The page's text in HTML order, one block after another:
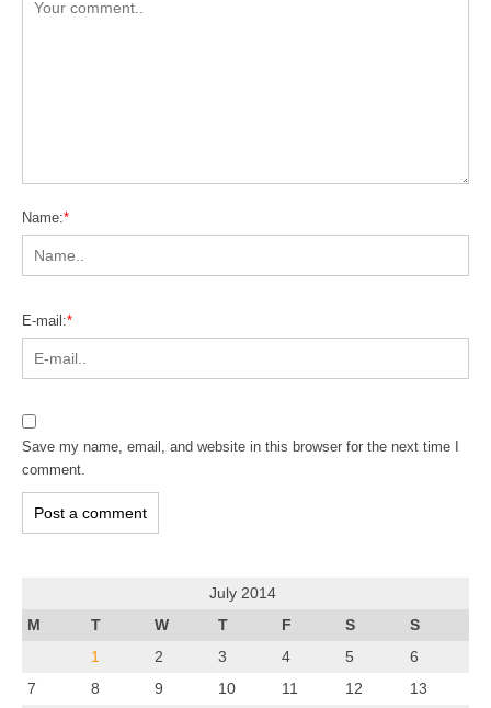
Name:*
E-mail:*
Save my name, email, and website in this browser for the next time I
comment.
July 2014
M
T W T F S
S
1
2 3 4 5
6
7
8 9 10 11 12
13